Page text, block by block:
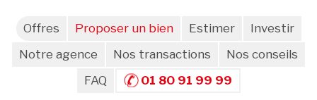
Offres Proposer un bien Estimer
Investir
Notre agence
Nos transactions
Nos conseils
FAQ
01 80 91 99 99